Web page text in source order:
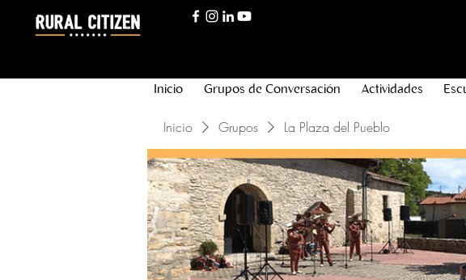
Inicio Grupos de Conversación Actividades
Inicio Grupos La Plaza del Pueblo